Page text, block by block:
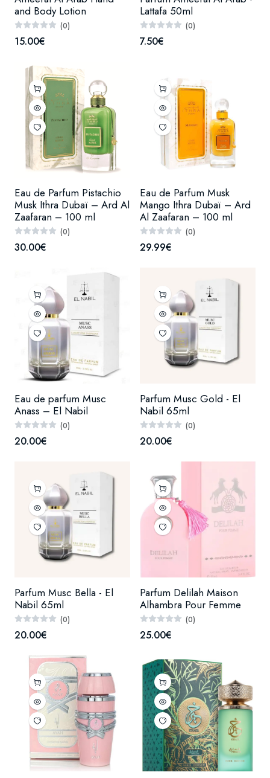
and Body Lotion
(0)
15.00€
Lattafa 50ml
(0)
7.50€
Eau de Parfum Pistachio
Musk Ithra Dubaï – Ard Al
Zaafaran – 100 ml
(0)
30.00€
Eau de Parfum Musk
Mango Ithra Dubaï – Ard
Al Zaafaran – 100 ml
(0)
29.99€
Eau de parfum Musc
Anass – El Nabil
(0)
20.00€
Parfum Musc Gold - El
Nabil 65ml
(0)
20.00€
Parfum Musc Bella - El
Nabil 65ml
(0)
20.00€
Parfum Delilah Maison
Alhambra Pour Femme
(0)
25.00€